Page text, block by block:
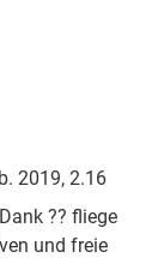
2019, 2.16
?? fliege
und freie